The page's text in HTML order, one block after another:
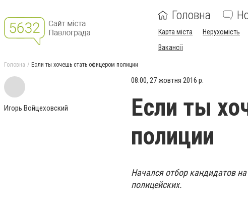
Головна
Карта міста Нерухомість
Вакансії
Головна Если ты хочешь стать офицером полиции
Игорь Войцеховский
08:00, 27 жовтня 2016 р.
Если ты
полиции
Начался отбор кандидатов
полицейских.